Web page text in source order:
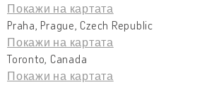
Покажи на картата
Praha, Prague, Czech Republic
Покажи на картата
Toronto, Canada
Покажи на картата